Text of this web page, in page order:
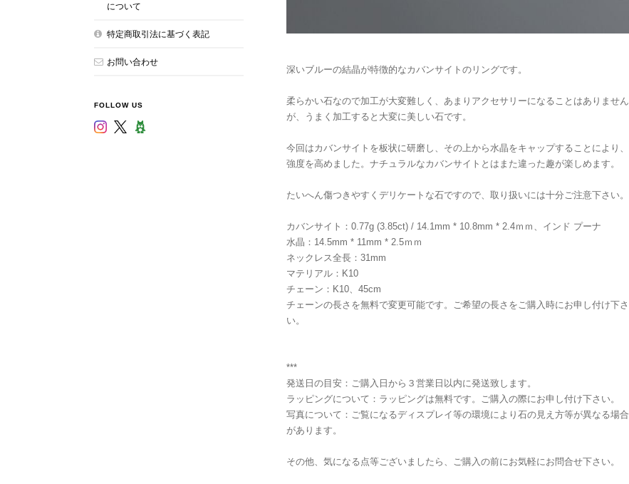
深いブルーの結晶が特徴的なカバンサイトのリングです。
柔らかい石なので加工が大変難しく、あまりアクセサリーになることはありません
が、うまく加工すると大変に美しい石です。
今回はカバンサイトを板状に研磨し、その上から水晶をキャップすることにより、
強度を高めました。ナチュラルなカバンサイトとはまた違った趣が楽しめます。
たいへん傷つきやすくデリケートな石ですので、取り扱いには十分ご注意下さい。
カバンサイト：0.77g (3.85ct) / 14.1mm * 10.8mm * 2.4ｍｍ、インド プーナ
水晶：14.5mm * 11mm * 2.5ｍｍ
ネックレス全長：31mm
マテリアル：K10
チェーン：K10、45cm
チェーンの長さを無料で変更可能です。ご希望の長さをご購入時にお申し付け下さ
い。
***
発送日の目安：ご購入日から３営業日以内に発送致します。
ラッピングについて：ラッピングは無料です。ご購入の際にお申し付け下さい。
写真について：ご覧になるディスプレイ等の環境により石の見え方等が異なる場合
があります。
その他、気になる点等ございましたら、ご購入の前にお気軽にお問合せ下さい。
について
特定商取引法に基づく表記
お問い合わせ
FOLLOW US